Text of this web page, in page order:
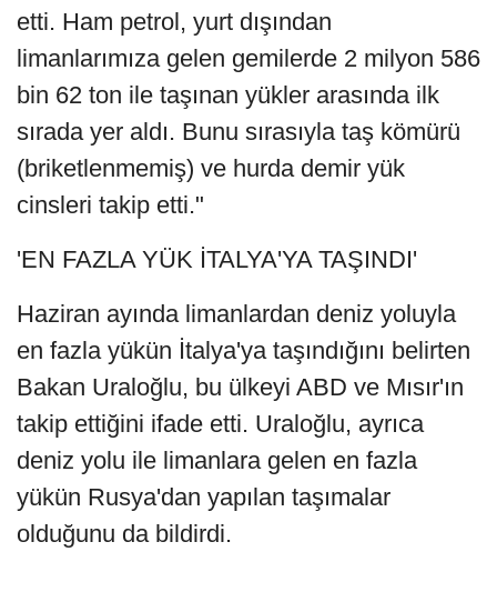
etti. Ham petrol, yurt dışından
limanlarımıza gelen gemilerde 2 milyon 586
bin 62 ton ile taşınan yükler arasında ilk
sırada yer aldı. Bunu sırasıyla taş kömürü
(briketlenmemiş) ve hurda demir yük
cinsleri takip etti."
'EN FAZLA YÜK İTALYA'YA TAŞINDI'
Haziran ayında limanlardan deniz yoluyla
en fazla yükün İtalya'ya taşındığını belirten
Bakan Uraloğlu, bu ülkeyi ABD ve Mısır'ın
takip ettiğini ifade etti. Uraloğlu, ayrıca
deniz yolu ile limanlara gelen en fazla
yükün Rusya'dan yapılan taşımalar
olduğunu da bildirdi.